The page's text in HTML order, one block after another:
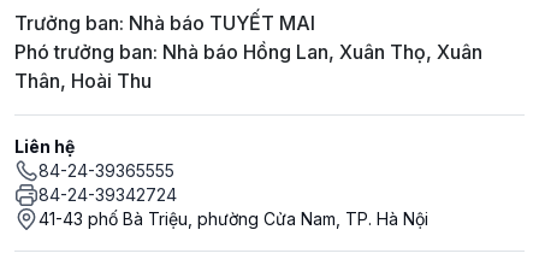
Trưởng ban: Nhà báo TUYẾT MAI
Phó trưởng ban: Nhà báo Hồng Lan, Xuân Thọ, Xuân
Thân, Hoài Thu
Liên hệ
84-24-39365555
84-24-39342724
41-43 phố Bà Triệu, phường Cửa Nam, TP. Hà Nội